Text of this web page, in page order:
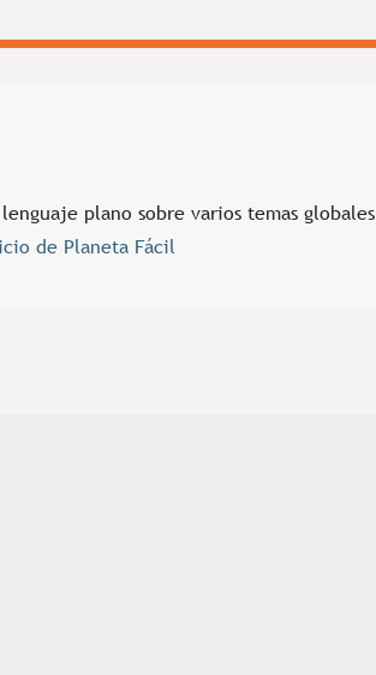
plano sobre varios temas globales
de Planeta Fácil